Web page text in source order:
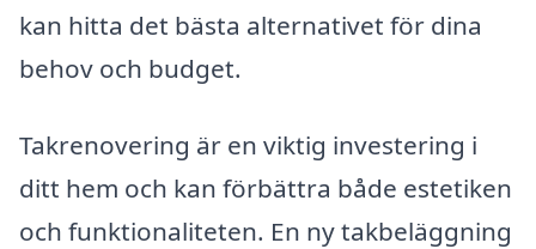
kan hitta det bästa alternativet för dina
behov och budget.
Takrenovering är en viktig investering i
ditt hem och kan förbättra både estetiken
och funktionaliteten. En ny takbeläggning